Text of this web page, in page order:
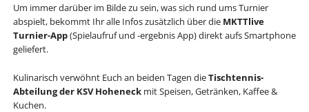
Um immer darüber im Bilde zu sein, was sich rund ums Turnier
abspielt, bekommt Ihr alle Infos zusätzlich über die MKTTlive
Turnier-App(Spielaufruf und -ergebnis App) direkt aufs Smartphone
geliefert.
Kulinarisch verwöhnt Euch an beiden Tagen dieTischtennis-
Abteilung der KSV Hoheneckmit Speisen, Getränken, Kaffee &
Kuchen.